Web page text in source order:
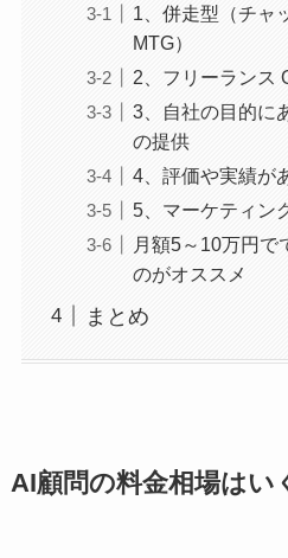
1、併走型（チャ
MTG）
2、フリーランス
3、自社の目的に
の提供
4、評価や実績が
5、マーケティン
月額5～10万円で
のがオススメ
まとめ
AI顧問の料金相場はい